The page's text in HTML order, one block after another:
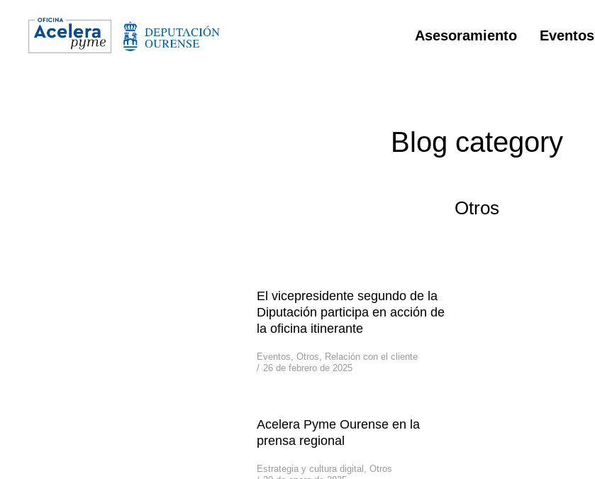
Asesoramiento Eventos
Blog category
Otros
El vicepresidente segundo de la
Diputación participa en acción de
la oficina itinerante
Eventos, Otros, Relación con el cliente
26 de febrero de 2025
Acelera Pyme Ourense en la
prensa regional
Estrategia y cultura digital , Otros